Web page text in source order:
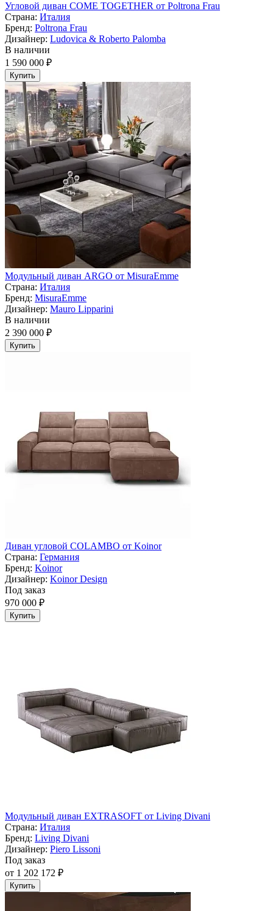
Угловой диван COME TOGETHER от Poltrona Frau
Страна: Италия
Бренд: Poltrona Frau
Дизайнер: Ludovica & Roberto Palomba
В наличии
1 590 000 ₽
Купить
Модульный диван ARGO от MisuraEmme
Страна: Италия
Бренд: MisuraEmme
Дизайнер: Mauro Lipparini
В наличии
2 390 000 ₽
Купить
Диван угловой COLAMBO от Koinor
Страна: Германия
Бренд: Koinor
Дизайнер: Koinor Design
Под заказ
970 000 ₽
Купить
Модульный диван EXTRASOFT от Living Divani
Страна: Италия
Бренд: Living Divani
Дизайнер: Piero Lissoni
Под заказ
от 1 202 172 ₽
Купить